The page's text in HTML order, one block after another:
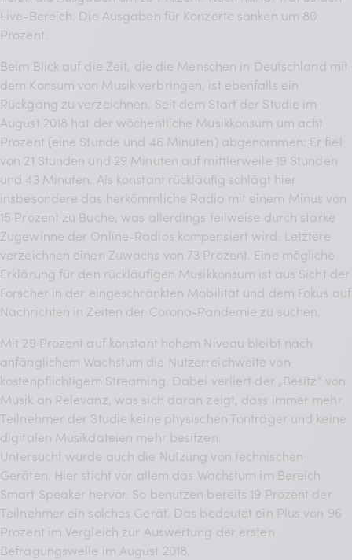
Live-Bereich: Die Ausgaben für Konzerte sanken um 80
Prozent.
Beim Blick auf die Zeit, die die Menschen in Deutschland mit
dem Konsum von Musik verbringen, ist ebenfalls ein
Rückgang zu verzeichnen. Seit dem Start der Studie im
August 2018 hat der wöchentliche Musikkonsum um acht
Prozent (eine Stunde und 46 Minuten) abgenommen: Er fiel
von 21 Stunden und 29 Minuten auf mittlerweile 19 Stunden
und 43 Minuten. Als konstant rückläufig schlägt hier
insbesondere das herkömmliche Radio mit einem Minus von
15 Prozent zu Buche, was allerdings teilweise durch starke
Zugewinne der Online-Radios kompensiert wird. Letztere
verzeichnen einen Zuwachs von 73 Prozent. Eine mögliche
Erklärung für den rückläufigen Musikkonsum ist aus Sicht der
Forscher in der eingeschränkten Mobilität und dem Fokus auf
Nachrichten in Zeiten der Corona-Pandemie zu suchen.
Mit 29 Prozent auf konstant hohem Niveau bleibt nach
anfänglichem Wachstum die Nutzerreichweite von
kostenpflichtigem Streaming. Dabei verliert der „Besitz“ von
Musik an Relevanz, was sich daran zeigt, dass immer mehr
Teilnehmer der Studie keine physischen Tonträger und keine
digitalen Musikdateien mehr besitzen.
Untersucht wurde auch die Nutzung von technischen
Geräten. Hier sticht vor allem das Wachstum im Bereich
Smart Speaker hervor. So benutzen bereits 19 Prozent der
Teilnehmer ein solches Gerät. Das bedeutet ein Plus von 96
Prozent im Vergleich zur Auswertung der ersten
Befragungswelle im August 2018.